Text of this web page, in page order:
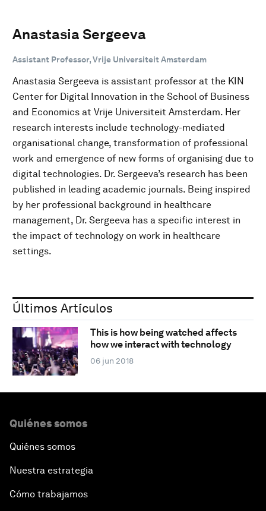
Anastasia Sergeeva
Assistant Professor, Vrije Universiteit Amsterdam
Anastasia Sergeeva is assistant professor at the KIN
Center for Digital Innovation in the School of Business
and Economics at Vrije Universiteit Amsterdam. Her
research interests include technology-mediated
organisational change, transformation of professional
work and emergence of new forms of organising due to
digital technologies. Dr. Sergeeva’s research has been
published in leading academic journals. Being inspired
by her professional background in healthcare
management, Dr. Sergeeva has a specific interest in
the impact of technology on work in healthcare
settings.
Últimos Artículos
This is how being watched affects
how we interact with technology
06 jun 2018
Quiénes somos
Quiénes somos
Nuestra estrategia
Cómo trabajamos